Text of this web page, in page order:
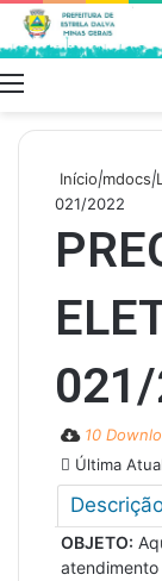
Início|mdocs|
021/2022
10
Última
OBJETO: